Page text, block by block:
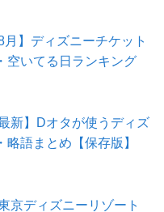
月】ディズニーチケット
空いてる日ランキング
新】Dオタが使うディズ
略語まとめ【保存版】
京ディズニーリゾート